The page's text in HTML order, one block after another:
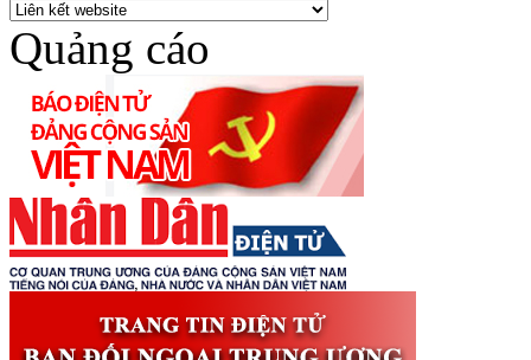
Quảng cáo